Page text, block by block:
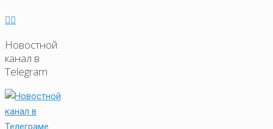
Новостной
канал в
Telegram